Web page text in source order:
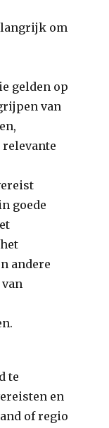
om
gelden op
van
goede
andere
te
en
of regio